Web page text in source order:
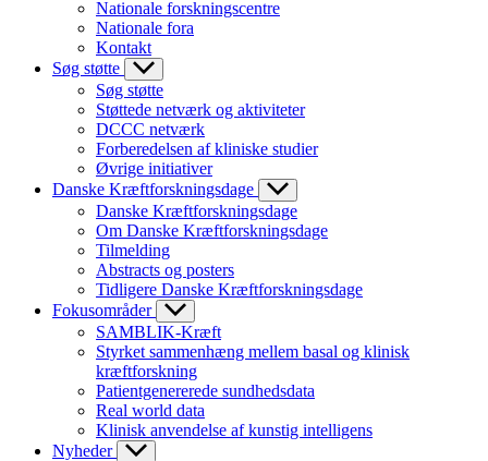
Nationale forskningscentre
Nationale fora
Kontakt
Søg støtte
Søg støtte
Støttede netværk og aktiviteter
DCCC netværk
Forberedelsen af kliniske studier
Øvrige initiativer
Danske Kræftforskningsdage
Danske Kræftforskningsdage
Om Danske Kræftforskningsdage
Tilmelding
Abstracts og posters
Tidligere Danske Kræftforskningsdage
Fokusområder
SAMBLIK-Kræft
Styrket sammenhæng mellem basal og klinisk
kræftforskning
Patientgenererede sundhedsdata
Real world data
Klinisk anvendelse af kunstig intelligens
Nyheder